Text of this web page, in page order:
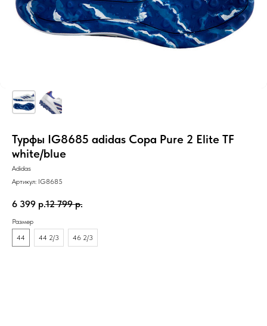
Турфы IG8685 adidas Copa Pure 2 Elite TF
white/blue
Adidas
Артикул: IG8685
6 399 р.12 799 р.
Размер
44
44 2/3 46 2/3